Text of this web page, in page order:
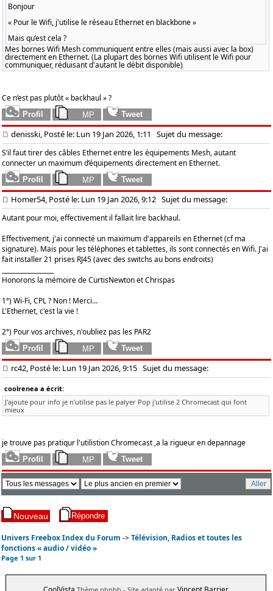
Bonjour
« Pour le Wifi, j'utilise le réseau Ethernet en blackbone »
Mais qu’est cela ?
Mes bornes Wifi Mesh communiquent entre elles (mais aussi avec la box)
directement en Ethernet. (La plupart des bornes Wifi utilisent le Wifi pour
communiquer, réduisant d'autant le débit disponible)
Ce n’est pas plutôt « backhaul » ?
denisski, Posté le: Lun 19 Jan 2026, 1:11 Sujet du message:
S’il faut tirer des câbles Ethernet entre les équipements Mesh, autant
connecter un maximum d’équipements directement en Ethernet.
Homer54, Posté le: Lun 19 Jan 2026, 9:12 Sujet du message:
Autant pour moi, effectivement il fallait lire backhaul.
Effectivement, j'ai connecté un maximum d'appareils en Ethernet (cf ma
signature). Mais pour les téléphones et tablettes, ils sont connectés en Wifi. J'ai
fait installer 21 prises RJ45 (avec des switchs au bons endroits)
Honorons la mémoire de CurtisNewton et Chrispas
1°) Wi-Fi, CPL ? Non ! Merci...
L'Ethernet, c'est la vie !
2°) Pour vos archives, n'oubliez pas les PAR2
rc42, Posté le: Lun 19 Jan 2026, 9:15 Sujet du message:
coolrenea a écrit:
J'ajoute pour info je n'utilise pas le palyer Pop j'utilise 2 Chromecast qui font
mieux
je trouve pas pratiqur l'utilistion Chromecast ,a la rigueur en depannage
Univers Freebox Index du Forum ->Télévision, Radios et toutes les
fonctions « audio / vidéo »
Page1 sur1